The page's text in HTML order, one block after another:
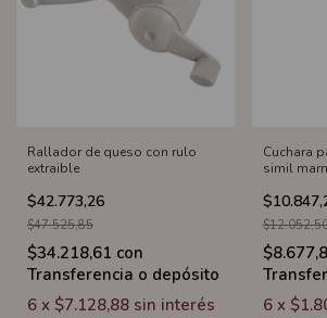
Rallador de queso con rulo
extraible
$42.773,26
$47.525,85
$34.218,61 con
Transferencia o depósito
6 x $7.128,88 sin interés
Cuchara
simil
6 x